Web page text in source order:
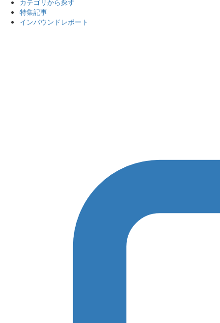
カテゴリから探す
特集記事
インバウンドレポート